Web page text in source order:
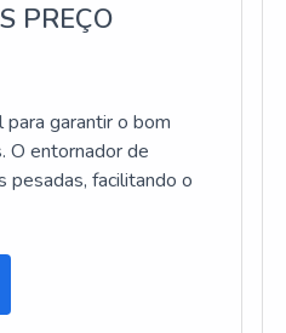
PREÇO
garantir o bom
O entornador de
pesadas, facilitando o